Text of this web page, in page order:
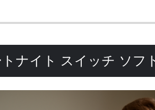
ナイト スイッチ ソフ